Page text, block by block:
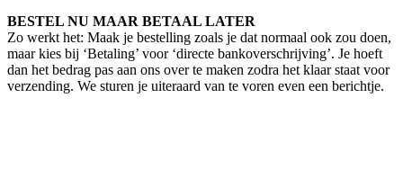
BESTEL NU MAAR BETAAL LATER
Zo werkt het: Maak je bestelling zoals je dat normaal ook zou doen,
maar kies bij ‘Betaling’ voor ‘directe bankoverschrijving’. Je hoeft
dan het bedrag pas aan ons over te maken zodra het klaar staat voor
verzending. We sturen je uiteraard van te voren even een berichtje.